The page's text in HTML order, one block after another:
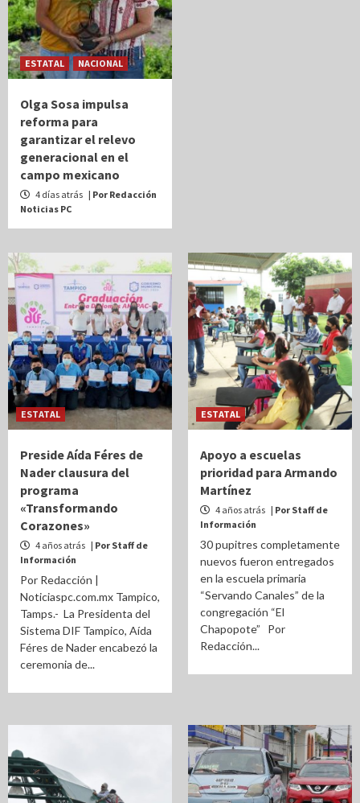
ESTATAL NACIONAL
Olga Sosa impulsa
reforma para
garantizar el relevo
generacional en el
campo mexicano
4 días atrás | Por Redacción
Noticias PC
ESTATAL
Preside Aída Féres de
Nader clausura del
programa
«Transformando
Corazones»
4 años atrás | Por Staff de
Información
Por Redacción |
Noticiaspc.com.mx Tampico,
Tamps.- La Presidenta del
Sistema DIF Tampico, Aída
Féres de Nader encabezó la
ceremonia de...
ESTATAL
Apoyo a escuelas
prioridad para Armando
Martínez
4 años atrás | Por Staff de
Información
30 pupitres completamente
nuevos fueron entregados
en la escuela primaria
“Servando Canales” de la
congregación “El
Chapopote” Por
Redacción...